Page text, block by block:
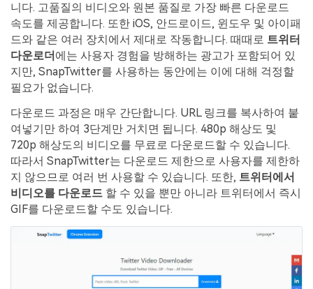
니다. 고품질의 비디오와 원본 품질로 가장 빠른 다운로드
속도를 제공합니다. 또한 iOS, 안드로이드, 윈도우 및 아이패
드와 같은 여러 장치에서 제대로 작동합니다. 때때로 트위터
다운로더 에는 사용자 경험을 방해하는 광고가 포함되어 있
지만, SnapTwitter를 사용하는 동안에는 이에 대해 걱정할
필요가 없습니다.
다운로드 과정은 매우 간단합니다. URL 링크를 복사하여 붙
여넣기만 하여 3단계만 거치면 됩니다. 480p 해상도 및
720p 해상도의 비디오를 무료로 다운로드할 수 있습니다.
따라서 SnapTwitter는 다운로드 제한으로 사용자를 제한하
지 않으므로 여러 번 사용할 수 있습니다. 또한, 트위터에서
비디오를 다운로드 할 수 있을 뿐만 아니라 트위터에서 즉시
GIF를 다운로드할 수도 있습니다.